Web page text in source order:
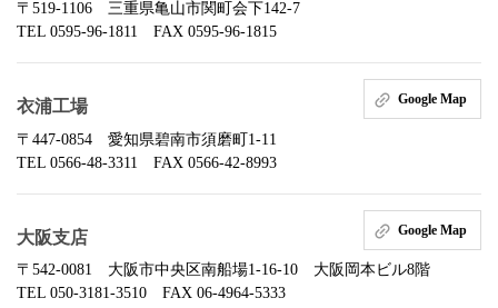
〒519-1106 三重県亀山市関町会下142-7
TEL 0595-96-1811 FAX 0595-96-1815
衣浦工場 Google Map
〒447-0854 愛知県碧南市須磨町1-11
TEL 0566-48-3311 FAX 0566-42-8993
大阪支店 Google Map
〒542-0081 大阪市中央区南船場1-16-10 大阪岡本ビル8階
TEL 050-3181-3510 FAX 06-4964-5333